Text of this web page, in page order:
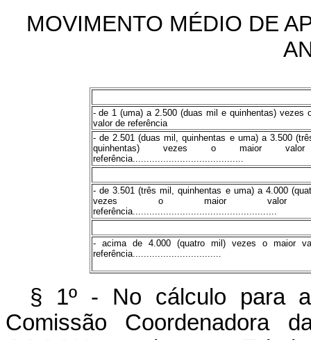
MOVIMENTO MÉDIO DE
- de 1 (uma) a 2.500 (duas mil e quinhentas) vezes
valor de referência
- de 2.501 (duas mil, quinhentas e uma) a 3.500
quinhentas) vezes o maior
referência........................................
- de 3.501 (três mil, quinhentas e uma) a 4.000
vezes o maior valor
referência....................................................
- acima de 4.000 (quatro mil) vezes o maior
referência................................
§ 1º - No cálculo para
Comissão Coordenadora